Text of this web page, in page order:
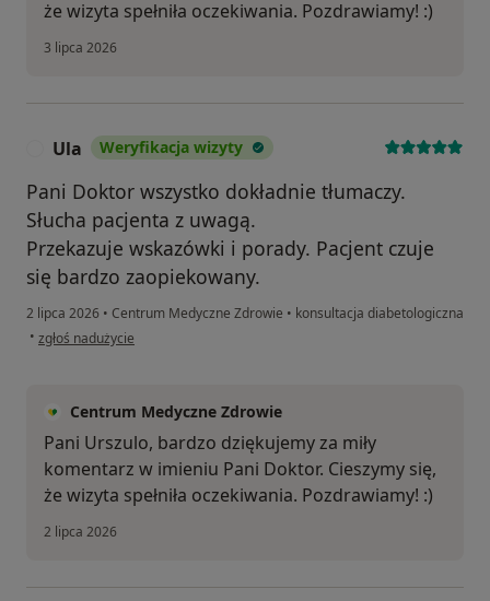
że wizyta spełniła oczekiwania. Pozdrawiamy! :)
3 lipca 2026
Ula Weryfikacja wizyty
Pani Doktor wszystko dokładnie tłumaczy.
Słucha pacjenta z uwagą.
Przekazuje wskazówki i porady. Pacjent czuje
się bardzo zaopiekowany.
2 lipca 2026 • Centrum Medyczne Zdrowie • konsultacja diabetologiczna
• w opinii użytkownika Ula
zgłoś nadużycie
Centrum Medyczne Zdrowie
Pani Urszulo, bardzo dziękujemy za miły
komentarz w imieniu Pani Doktor. Cieszymy się,
że wizyta spełniła oczekiwania. Pozdrawiamy! :)
2 lipca 2026